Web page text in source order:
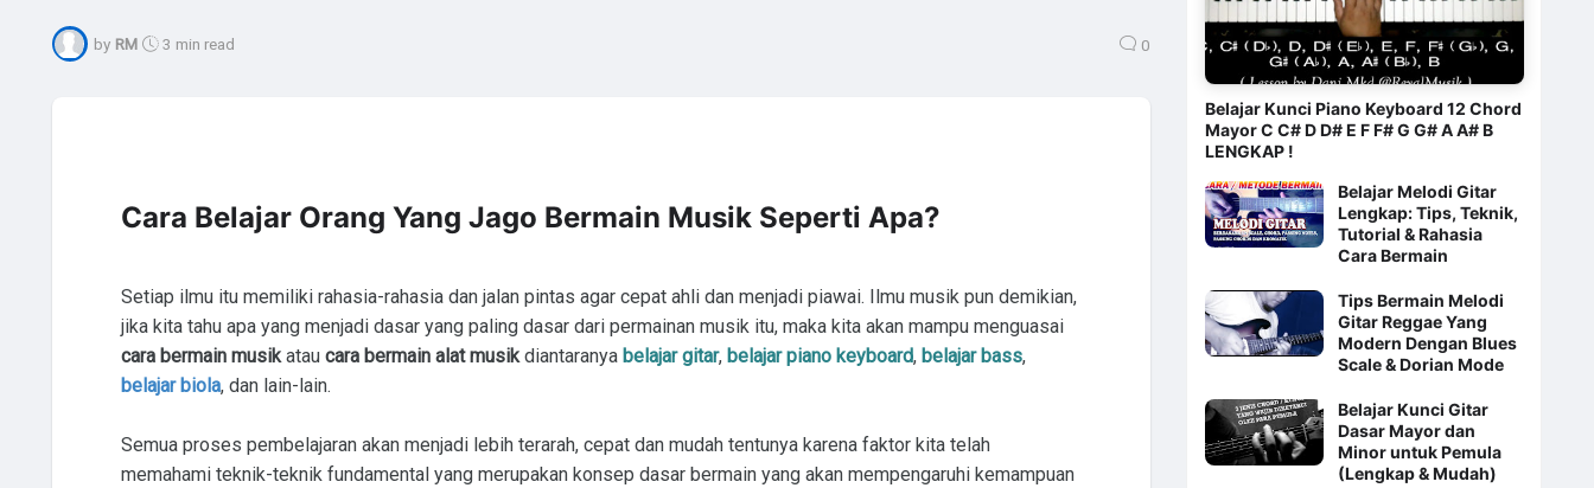
by RM 3 min read 0
Cara Belajar Orang Yang Jago Bermain Musik Seperti Apa?
Setiap ilmu itu memiliki rahasia-rahasia dan jalan pintas agar cepat ahli dan menjadi piawai. Ilmu musik pun demikian,
jika kita tahu apa yang menjadi dasar yang paling dasar dari permainan musik itu, maka kita akan mampu menguasai
cara bermain musikatau cara bermain alat musikdiantaranya belajar gitar, belajar piano keyboard, belajar bass,
belajar biola, dan lain-lain.
Semua proses pembelajaran akan menjadi lebih terarah, cepat dan mudah tentunya karena faktor kita telah
memahami teknik-teknik fundamental yang merupakan konsep dasar bermain yang akan mempengaruhi kemampuan
Belajar Kunci Piano Keyboard 12 Chord
Mayor C C# D D# E F F# G G# A A# B
LENGKAP !
Belajar Melodi Gitar
Lengkap: Tips, Teknik,
Tutorial & Rahasia
Cara Bermain
Tips Bermain Melodi
Gitar Reggae Yang
Modern Dengan Blues
Scale & Dorian Mode
Belajar Kunci Gitar
Dasar Mayor dan
Minor untuk Pemula
(Lengkap & Mudah)